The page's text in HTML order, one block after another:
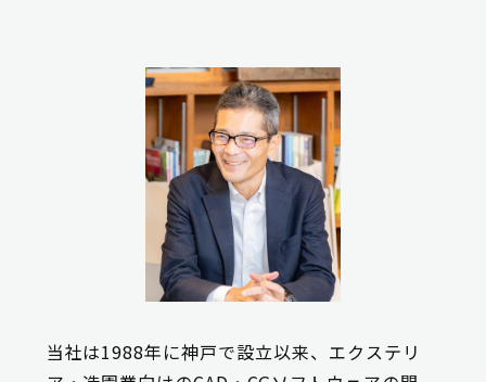
当社は1988年に神戸で設立以来、エクステリ